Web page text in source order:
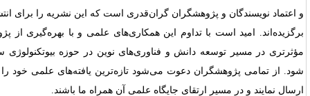
گران‌قدری است که این نشریه را برای انتشار دستاوردهای علمی خود
این همکاری‌های علمی و با بهره‌گیری از پژوهش‌های نوآورانه، گام‌های
و فناوری‌های نوین در حوزه بیوتکنولوژی سلولی و مولکولی برداشته
دعوت می‌شود تازه‌ترین یافته‌های علمی خود را برای انتشار در این نشریه
جایگاه علمی آن همراه ما باشند.